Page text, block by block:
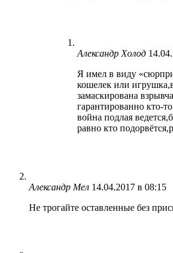
Александр Холод
Я имел в виду
кошелек или
замаскирована
гарантированно кто-
война подлая
равно кто
Александр Мел 14.04.2017 в 08:15
Не трогайте оставленные без